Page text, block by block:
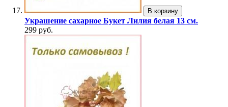
В корзину
Украшение сахарное Букет Лилия белая 13 см.
299 руб.